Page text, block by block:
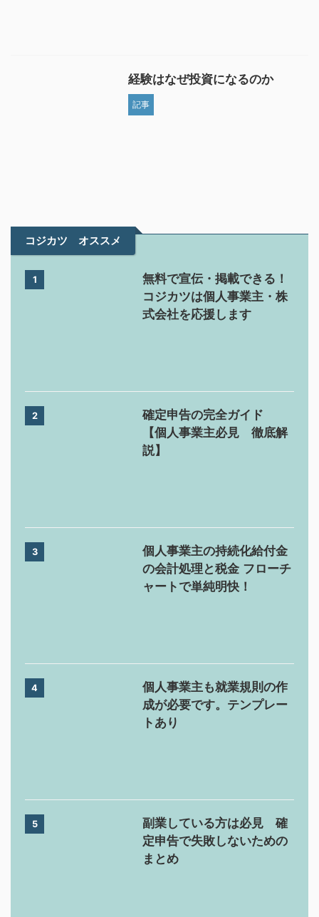
経験はなぜ投資になるのか
記事
コジカツ オススメ
1
無料で宣伝・掲載できる！
コジカツは個人事業主・株
式会社を応援します
2
確定申告の完全ガイド
【個人事業主必見 徹底解
説】
3
個人事業主の持続化給付金
の会計処理と税金 フローチ
ャートで単純明快！
4
個人事業主も就業規則の作
成が必要です。テンプレー
トあり
5
副業している方は必見 確
定申告で失敗しないための
まとめ